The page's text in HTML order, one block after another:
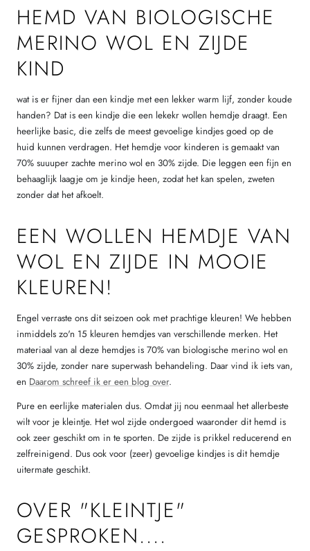
HEMD VAN BIOLOGISCHE
MERINO WOL EN ZIJDE
KIND
wat is er fijner dan een kindje met een lekker warm lijf, zonder koude
handen? Dat is een kindje die een lekekr wollen hemdje draagt. Een
heerlijke basic, die zelfs de meest gevoelige kindjes goed op de
huid kunnen verdragen. Het hemdje voor kinderen is gemaakt van
70% suuuper zachte merino wol en 30% zijde. Die leggen een fijn en
behaaglijk laagje om je kindje heen, zodat het kan spelen, zweten
zonder dat het afkoelt.
EEN WOLLEN HEMDJE VAN
WOL EN ZIJDE IN MOOIE
KLEUREN!
Engel verraste ons dit seizoen ook met prachtige kleuren! We hebben
inmiddels zo'n 15 kleuren hemdjes van verschillende merken. Het
materiaal van al deze hemdjes is 70% van biologische merino wol en
30% zijde, zonder nare superwash behandeling. Daar vind ik iets van,
en Daarom schreef ik er een blog over.
Pure en eerlijke materialen dus. Omdat jij nou eenmaal het allerbeste
wilt voor je kleintje. Het wol zijde ondergoed waaronder dit hemd is
ook zeer geschikt om in te sporten. De zijde is prikkel reducerend en
zelfreinigend. Dus ook voor (zeer) gevoelige kindjes is dit hemdje
uitermate geschikt.
OVER "KLEINTJE"
GESPROKEN....